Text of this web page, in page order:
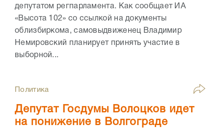
депутатом регпарламента. Как сообщает ИА
«Высота 102» со ссылкой на документы
облизбиркома, самовыдвиженец Владимир
Немировский планирует принять участие в
выборной...
Политика
Депутат Госдумы Волоцков идет
на понижение в Волгограде